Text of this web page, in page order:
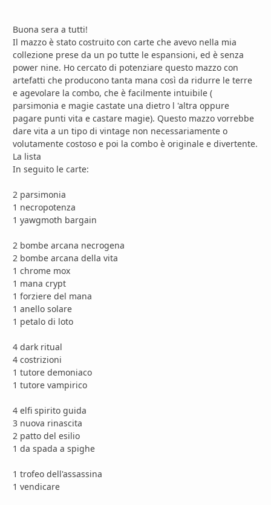
Buona sera a tutti!
Il mazzo è stato costruito con carte che avevo nella mia
collezione prese da un po tutte le espansioni, ed è senza
power nine. Ho cercato di potenziare questo mazzo con
artefatti che producono tanta mana così da ridurre le terre
e agevolare la combo, che è facilmente intuibile (
parsimonia e magie castate una dietro l 'altra oppure
pagare punti vita e castare magie). Questo mazzo vorrebbe
dare vita a un tipo di vintage non necessariamente o
volutamente costoso e poi la combo è originale e divertente.
La lista
In seguito le carte:
2 parsimonia
1 necropotenza
1 yawgmoth bargain
2 bombe arcana necrogena
2 bombe arcana della vita
1 chrome mox
1 mana crypt
1 forziere del mana
1 anello solare
1 petalo di loto
4 dark ritual
4 costrizioni
1 tutore demoniaco
1 tutore vampirico
4 elfi spirito guida
3 nuova rinascita
2 patto del esilio
1 da spada a spighe
1 trofeo dell'assassina
1 vendicare